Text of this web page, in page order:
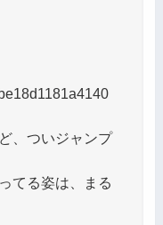
、ついジャンプ
てる姿は、まる